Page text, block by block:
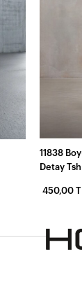
11838
Detay
450,00